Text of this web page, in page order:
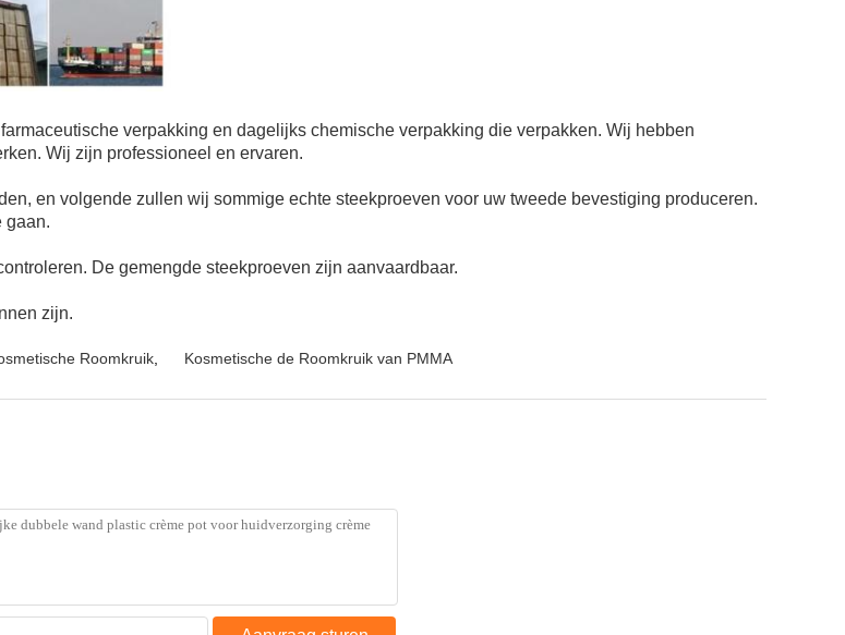
verpakking en dagelijks chemische verpakking die verpakken. Wij hebben
Wij zijn professioneel en ervaren.
en volgende zullen wij sommige echte steekproeven voor uw tweede bevestiging produceren.
gaan.
De gemengde steekproeven zijn aanvaardbaar.
zijn.
Roomkruik Kosmetische de Roomkruik van PMMA